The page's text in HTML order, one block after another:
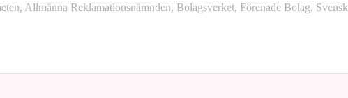
Allmänna Reklamationsnämnden, Bolagsverket, Förenade Bolag,